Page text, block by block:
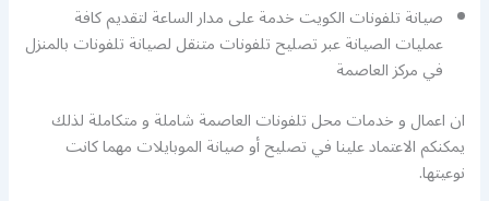
صيانة تلفونات الكويت خدمة على مدار الساعة لتقديم كافة
عمليات الصيانة عبر تصليح تلفونات متنقل لصيانة تلفونات بالمنزل
في مركز العاصمة
ان اعمال و خدمات محل تلفونات العاصمة شاملة و متكاملة لذلك
يمكنكم الاعتماد علينا في تصليح أو صيانة الموبايلات مهما كانت
نوعيتها.